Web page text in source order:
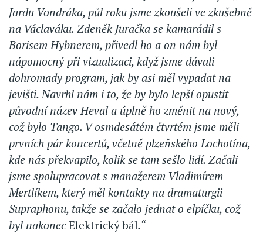
Jardu Vondráka, půl roku jsme zkoušeli ve zkušebně
na Václaváku. Zdeněk Juračka se kamarádil s
Borisem Hybnerem, přivedl ho a on nám byl
nápomocný při vizualizaci, když jsme dávali
dohromady program, jak by asi měl vypadat na
jevišti. Navrhl nám i to, že by bylo lepší opustit
původní název Heval a úplně ho změnit na nový,
což bylo Tango. V osmdesátém čtvrtém jsme měli
prvních pár koncertů, včetně plzeňského Lochotína,
kde nás překvapilo, kolik se tam sešlo lidí. Začali
jsme spolupracovat s manažerem Vladimírem
Mertlíkem, který měl kontakty na dramaturgii
Supraphonu, takže se začalo jednat o elpíčku, což
byl nakonecElektrický bál.“